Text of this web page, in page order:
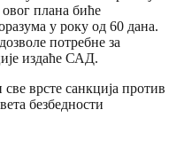
плана биће
у ​​року од 60 дана.
потребне за
издаће САД.
врсте санкција против
безбедности